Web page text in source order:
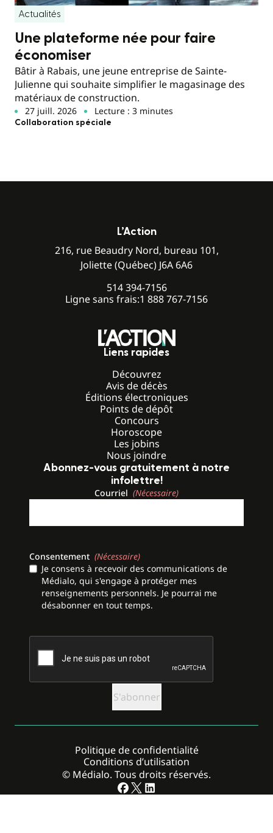
Actualités
Une plateforme née pour faire
économiser
Bâtir à Rabais, une jeune entreprise de Sainte-
Julienne qui souhaite simplifier le magasinage des
matériaux de construction.
27 juill. 2026 Lecture : 3 minutes
Collaboration spéciale
L’Action
216, rue Beaudry Nord, bureau 101,
Joliette (Québec) J6A 6A6
514 394-7156
Ligne sans frais:1 888 767-7156
Liens rapides
Découvrez
Avis de décès
Éditions électroniques
Points de dépôt
Concours
Horoscope
Les jobins
Nous joindre
Abonnez-vous gratuitement à notre
infolettre!
Courriel (Nécessaire)
Consentement (Nécessaire)
Je consens à recevoir des communications de
Médialo, qui s'engage à protéger mes
renseignements personnels. Je pourrai me
désabonner en tout temps.
© Médialo. Tous droits réservés.
Politique de confidentialité
Conditions d’utilisation